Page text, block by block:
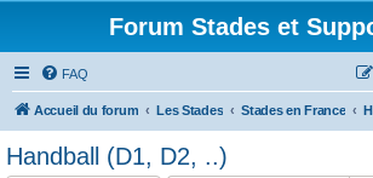
Forum Stades et
FAQ
Accueil du forum Les Stades Stades en France
Handball (D1, D2, ..)